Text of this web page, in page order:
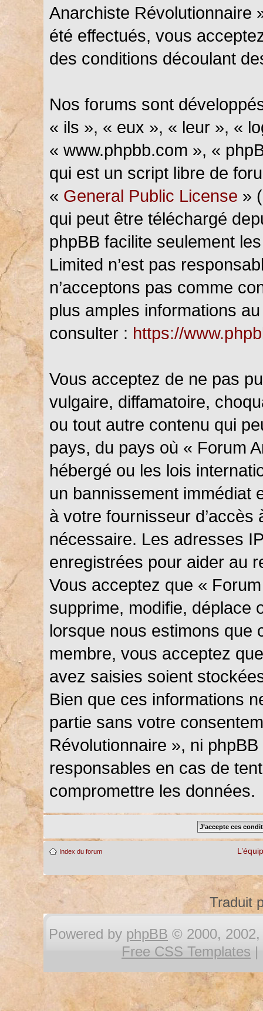
Anarchiste Révolutionnaire
été effectués, vous
des conditions découlant
Nos forums sont
« ils », « eux », « leur », «
« www.phpbb.com », «
qui est un script libre de
« General Public License »
qui peut être téléchargé
phpBB facilite seulement
Limited n’est pas
n’acceptons pas comme
plus amples informations
consulter : https://
Vous acceptez de ne pas
vulgaire, diffamatoire,
ou tout autre contenu qui
pays, du pays où « Forum
hébergé ou les lois
un bannissement immédiat
à votre fournisseur
nécessaire. Les adresses
enregistrées pour aider au
Vous acceptez que «
supprime, modifie, déplace
lorsque nous estimons que
membre, vous acceptez
avez saisies soient
Bien que ces informations
partie sans votre
Révolutionnaire », ni
responsables en cas de
compromettre les données.
Index du forum
Traduit
Powered by phpBB © 2000, 2002,
Free CSS Templates |